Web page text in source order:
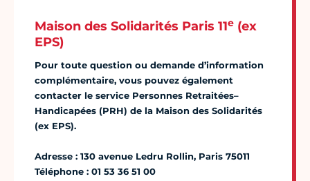
Maison des Solidarités Paris 11e (ex
EPS)
Pour toute question ou demande d’information
complémentaire, vous pouvez également
contacter le service Personnes Retraitées–
Handicapées (PRH) de la Maison des Solidarités
(ex EPS).
Adresse : 130 avenue Ledru Rollin, Paris 75011
Téléphone : 01 53 36 51 00